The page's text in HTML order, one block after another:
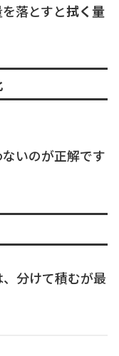
落とすと拭く量
いのが正解です
分けて積むが最